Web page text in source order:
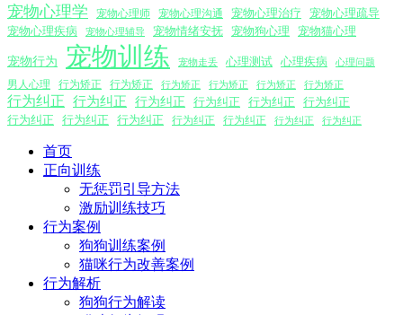
宠物心理学 宠物心理师 宠物心理沟通 宠物心理治疗
宠物心理疏导
宠物心理疾病
宠物心理辅导 宠物情绪安抚 宠物狗心理 宠物猫心理
宠物行为 宠物训练 宠物走丢 心理测试 心理疾病 心理问题
男人心理 行为矫正 行为矫正 行为矫正 行为矫正 行为矫正 行为矫正
行为纠正 行为纠正 行为纠正 行为纠正 行为纠正
行为纠正
行为纠正
行为纠正 行为纠正 行为纠正 行为纠正 行为纠正 行为纠正
首页
正向训练
无惩罚引导方法
激励训练技巧
行为案例
狗狗训练案例
猫咪行为改善案例
行为解析
狗狗行为解读